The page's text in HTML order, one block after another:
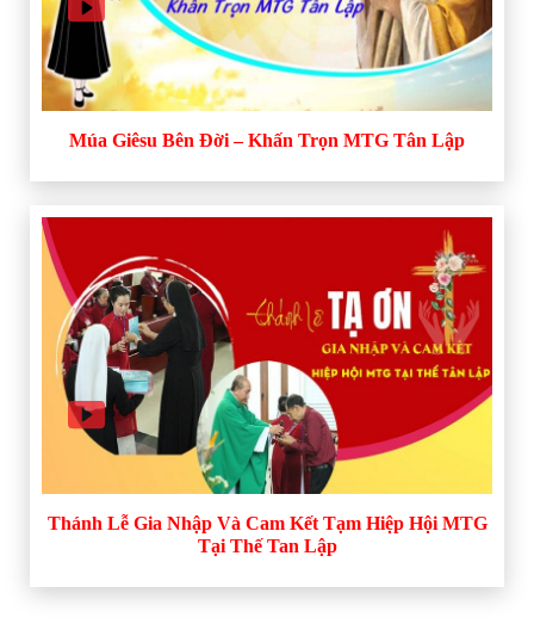
Múa Giêsu Bên Đời – Khấn Trọn MTG Tân Lập
Thánh Lễ Gia Nhập Và Cam Kết Tạm Hiệp Hội MTG
Tại Thế Tan Lập